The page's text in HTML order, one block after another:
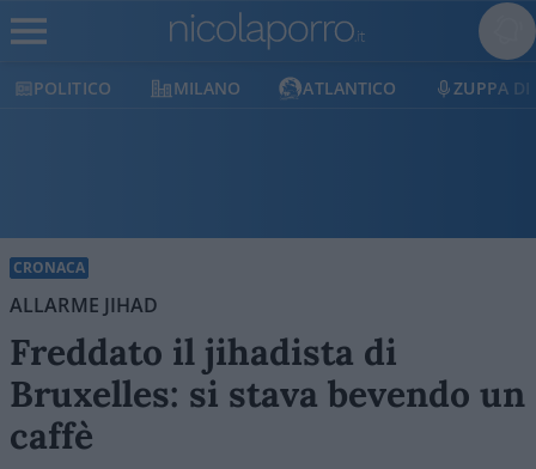
MILANO ATLANTICO ZUPPA DI
CRONACA
ALLARME JIHAD
Freddato il jihadista di
Bruxelles: si stava bevendo un
caffè